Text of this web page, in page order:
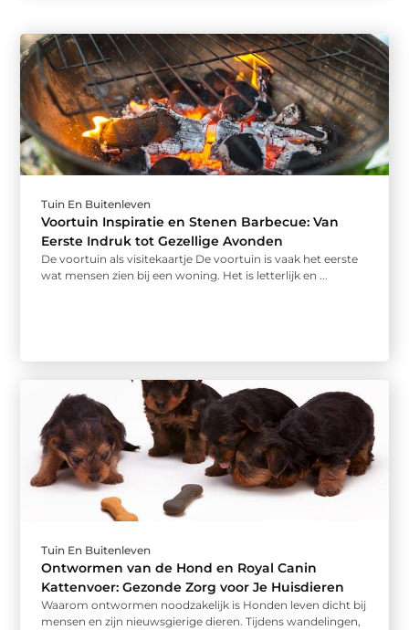
Tuin En Buitenleven
Voortuin Inspiratie en Stenen Barbecue: Van
Eerste Indruk tot Gezellige Avonden
De voortuin als visitekaartje De voortuin is vaak het eerste
wat mensen zien bij een woning. Het is letterlijk en ...
Tuin En Buitenleven
Ontwormen van de Hond en Royal Canin
Kattenvoer: Gezonde Zorg voor Je Huisdieren
Waarom ontwormen noodzakelijk is Honden leven dicht bij
mensen en zijn nieuwsgierige dieren. Tijdens wandelingen,